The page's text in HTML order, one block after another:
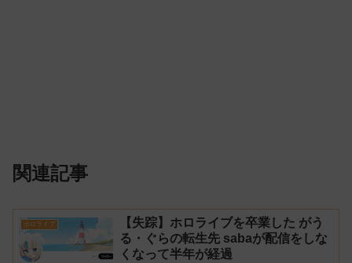
関連記事
ホロライブ
【失踪】ホロライブを卒業した がう
る・ぐらの転生先 sabaが配信をしな
くなって半年が経過